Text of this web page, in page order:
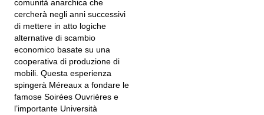
comunità anarchica che
cercherà negli anni successivi
di mettere in atto logiche
alternative di scambio
economico basate su una
cooperativa di produzione di
mobili. Questa esperienza
spingerà Méreaux a fondare le
famose Soirées Ouvrières e
l’importante Università